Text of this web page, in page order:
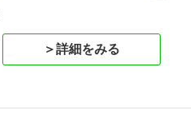
＞詳細をみる